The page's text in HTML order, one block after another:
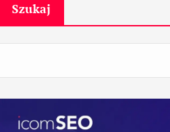
Szukaj